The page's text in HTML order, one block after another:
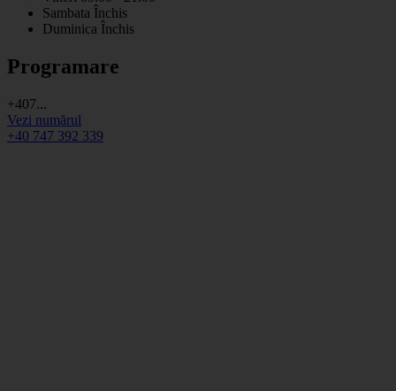
Sambata Închis
Duminica Închis
Programare
+407...
Vezi numărul
+40 747 392 339